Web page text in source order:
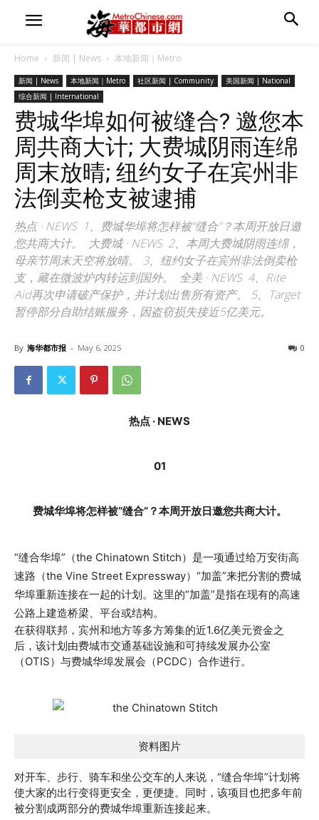
Home 新闻 | News 本地新闻｜Metro
新闻 | News 本地新闻｜Metro 社区新闻 | Community
美国新闻 | National
综合新闻 | International
费城华埠如何被缝合? 邀您本
周共商大计; 大费城阴雨连绵
周末放晴; 纽约女子在宾州非
法倒卖枪支被逮捕
热点 · NEWS 1、费城华埠将怎样被“缝合”？本周开放日邀
您共商大计。 大费城 · NEWS 2、本周大费城阴雨连绵，
母亲节周末天空将放晴。 3、纽约女子在宾州非法倒卖枪
支，藏在微波炉内转运到国外。 全美 · NEWS 4、Rite
Aid再次申请破产保护，并计划出售所有资产。 5、Target
暂停部分自助结账服务，因盗窃损失接近5亿美元。
By 海华都市报 - May 6, 2025 0
热点 · NEWS
01
费城华埠将怎样被“缝合”？本周开放日邀您共商大计。
“缝合华埠”（the Chinatown Stitch）是一项通过给万安街高
速路（the Vine Street Expressway）“加盖”来把分割的费城
华埠重新连接在一起的计划。这里的“加盖”是指在现有的高速
公路上建造桥梁、平台或结构。
在获得联邦，宾州和地方等多方筹集的近1.6亿美元资金之
后，该计划由费城市交通基础设施和可持续发展办公室
（OTIS）与费城华埠发展会（PCDC）合作进行。
资料图片
对开车、步行、骑车和坐公交车的人来说，“缝合华埠”计划将
使大家的出行变得更安全，更便捷。同时，该项目也把多年前
被分割成两部分的费城华埠重新连接起来。